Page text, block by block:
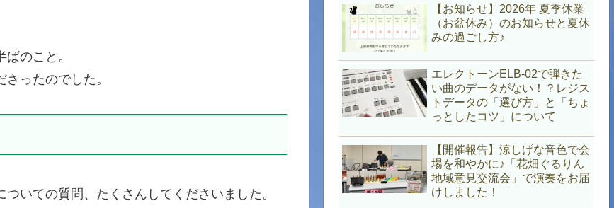
のこと。
ったのでした。
いての質問、たくさんしてくださいました。
【お知らせ】2026年 夏季休業
（お盆休み）のお知らせと夏休
みの過ごし方♪
エレクトーンELB-02で弾きた
い曲のデータがない！？レジス
トデータの「選び方」と「ちょ
っとしたコツ」について
【開催報告】涼しげな音色で会
場を和やかに♪「花畑ぐるりん
地域意見交流会」で演奏をお届
けしました！